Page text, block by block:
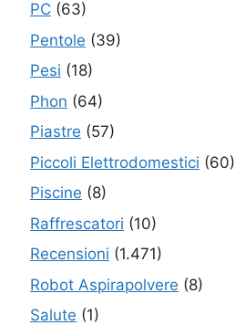
PC (63)
Pentole (39)
Pesi (18)
Phon (64)
Piastre (57)
Piccoli Elettrodomestici (60)
Piscine (8)
Raffrescatori (10)
Recensioni (1.471)
Robot Aspirapolvere (8)
Salute (1)